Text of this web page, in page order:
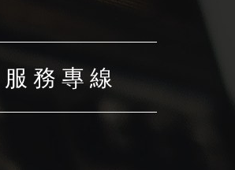
服 務 專 線